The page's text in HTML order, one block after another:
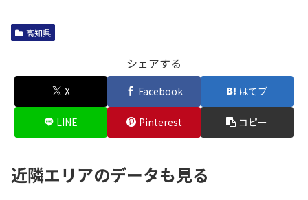
高知県
シェアする
X Facebook はてブ
LINE Pinterest コピー
近隣エリアのデータも見る